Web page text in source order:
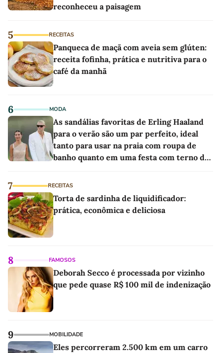
reconheceu a paisagem
5 RECEITAS
Panqueca de maçã com aveia sem glúten:
receita fofinha, prática e nutritiva para o
café da manhã
6 MODA
As sandálias favoritas de Erling Haaland
para o verão são um par perfeito, ideal
tanto para usar na praia com roupa de
banho quanto em uma festa com terno de
7 RECEITAS
Torta de sardinha de liquidificador:
prática, econômica e deliciosa
8 FAMOSOS
Deborah Secco é processada por vizinho
que pede quase R$ 100 mil de indenização
9 MOBILIDADE
Eles percorreram 2.500 km em um carro